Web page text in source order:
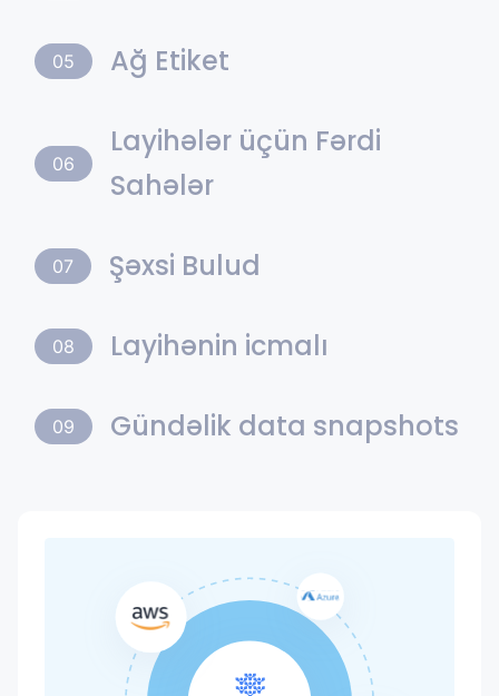
05 Ağ Etiket
06
Layihələr üçün Fərdi
Sahələr
07 Şəxsi Bulud
08 Layihənin icmalı
09 Gündəlik data snapshots